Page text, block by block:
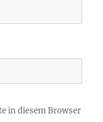
in diesem Browser